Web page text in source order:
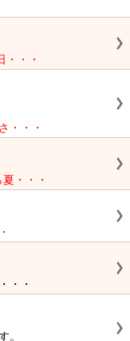
・・・
・・・
・・・
・・
。